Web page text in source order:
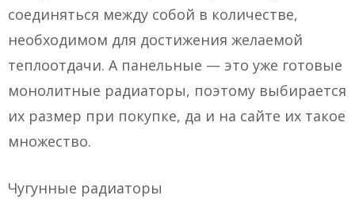
соединяться между собой в количестве,
необходимом для достижения желаемой
теплоотдачи. А панельные — это уже готовые
монолитные радиаторы, поэтому выбирается
их размер при покупке, да и на сайте их такое
множество.
Чугунные радиаторы